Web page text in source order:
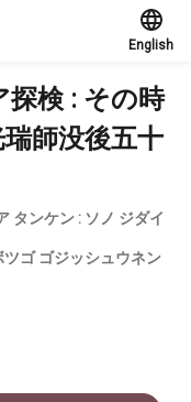
English
探検 : その時
師没後五十
タンケン : ソノ ジダイ
ゴ ゴジッシュウネン